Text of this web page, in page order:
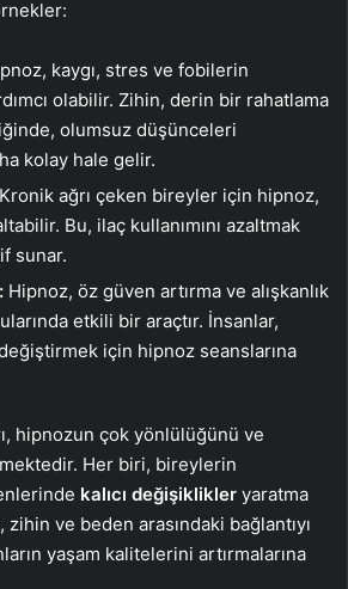
kaygı, stres ve fobilerin
olabilir. Zihin, derin bir rahatlama
olumsuz düşünceleri
kolay hale gelir.
Kronik ağrı çeken bireyler için hipnoz,
Bu, ilaç kullanımını azaltmak
sunar.
Hipnoz, öz güven artırma ve alışkanlık
etkili bir araçtır. İnsanlar,
değiştirmek için hipnoz seanslarına
hipnozun çok yönlülüğünü ve
Her biri, bireylerin
kalıcı değişiklikler yaratma
zihin ve beden arasındaki bağlantıyı
yaşam kalitelerini artırmalarına